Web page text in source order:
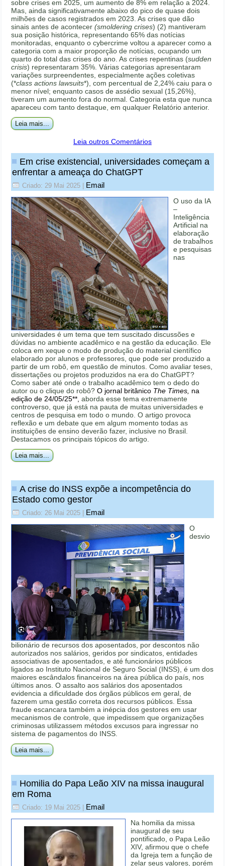
sobre crises em 2025, um aumento de 8% em relação a 2024.
Mas, ainda significativamente abaixo do pico de quase dois
milhões de casos registrados em 2023. As crises que dão
sinais antes de acontecer(smoldering crises) (2) mantiveram
sua posição histórica, representando 65% das notícias
monitoradas, enquanto o cybercrime voltou a aparecer como a
categoria com a maior proporção de notícias, ocupando um
quarto do total das crises do ano. As crises repentinas (sudden
crisis) representaram 35%. Várias categorias apresentaram
variações surpreendentes, especialmente ações coletivas
(*class actions lawsuits*), com percentual de 2,24% caiu para o
menor nível; enquanto casos de assédio sexual (15,26%),
tiveram um aumento fora do normal. Categoria esta que nunca
apareceu com tanto destaque, em qualquer Relatório anterior.
Leia mais...
Leia outros Comentários
Em crise existencial, universidades começam a
enfrentar a ameaça do ChatGPT
Criado: 29 Mai 2025 Email
O uso da IA
–
Inteligência
Artificial na
elaboração
de trabalhos
e pesquisas
nas
universidades é um tema que tem suscitado discussões e
dúvidas no ambiente acadêmico e na gestão da educação. Ele
coloca em xeque o modo de produção do material científico
elaborado por alunos e professores, que pode ser produzido a
partir de um robô, em questão de minutos. Como avaliar teses,
dissertações ou projetos produzidos na era do ChatGPT?
Como saber até onde o trabalho acadêmico tem o dedo do
autor ou o clique do robô?O jornal britânico The Times, na
edição de 24/05/25**, aborda esse tema extremamente
controverso, que já está na pauta de muitas universidades e
centros de pesquisa em todo o mundo. O artigo provoca
reflexão e um debate que em algum momento todas as
instituições de ensino deverão fazer, inclusive no Brasil.
Destacamos os principais tópicos do artigo.
Leia mais...
A crise do INSS expõe a incompetência do
Estado como gestor
Criado: 26 Mai 2025 Email
O
desvio
bilionário de recursos dos aposentados, por descontos não
autorizados nos salários, geridos por sindicatos, entidades
associativas de aposentados, e até funcionários públicos
ligados ao Instituto Nacional de Seguro Social (INSS), é um dos
maiores escândalos financeiros na área pública do país, nos
últimos anos. O assalto aos salários dos aposentados
evidencia a dificuldade dos órgãos públicos em geral, de
fazerem uma gestão correta dos recursos públicos. Essa
fraude escancara também a inépcia dos gestores em usar
mecanismos de controle, que impedissem que organizações
criminosas utilizassem métodos excusos para ingressar no
sistema de pagamentos do INSS.
Leia mais...
Homilia do Papa Leão XIV na missa inaugural
em Roma
Criado: 19 Mai 2025 Email
Na homilia da missa
inaugural de seu
pontificado, o Papa Leão
XIV, afirmou que o chefe
da Igreja tem a função de
zelar seus valores, porém